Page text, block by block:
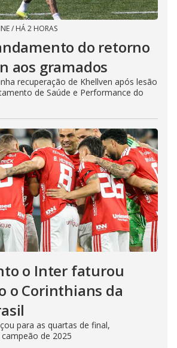
/ HÁ 2 HORAS
do retorno
aos gramados
recuperação de Khellven após lesão
de Saúde e Performance do
o Inter faturou
o Corinthians da
para as quartas de final,
de 2025